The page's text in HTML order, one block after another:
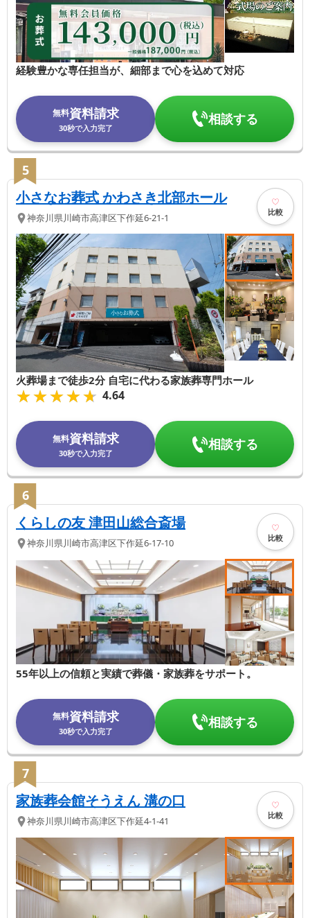
経験豊かな専任担当が、細部まで心を込めて対応
無料資料請求
30秒で入力完了
相談する
5
小さなお葬式 かわさき北部ホール
神奈川県川崎市高津区下作延6-21-1 比較
火葬場まで徒歩2分 自宅に代わる家族葬専門ホール
★★★★★
★★★★★ 4.64
無料資料請求
30秒で入力完了
相談する
6
くらしの友 津田山総合斎場
神奈川県川崎市高津区下作延6-17-10 比較
55年以上の信頼と実績で葬儀・家族葬をサポート。
無料資料請求
30秒で入力完了
相談する
7
家族葬会館そうえん 溝の口
神奈川県川崎市高津区下作延4-1-41 比較